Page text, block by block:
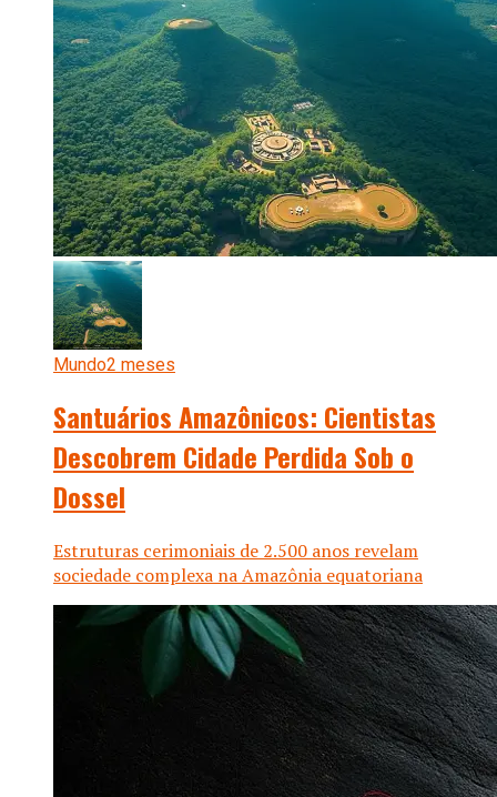
Mundo2 meses
Santuários Amazônicos: Cientistas
Descobrem Cidade Perdida Sob o
Dossel
Estruturas cerimoniais de 2.500 anos revelam
sociedade complexa na Amazônia equatoriana